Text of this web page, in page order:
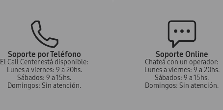
Soporte por Teléfono
El Call Center está disponible:
Lunes a viernes: 9 a 20hs.
Sábados: 9 a 15hs.
Domingos: Sin atención.
Soporte Online
Chateá con un operador:
Lunes a viernes: 9 a 20hs.
Sábados: 9 a 15hs.
Domingos: Sin atención.